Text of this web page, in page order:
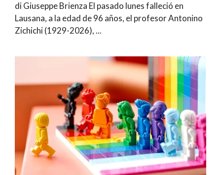
di Giuseppe Brienza El pasado lunes falleció en
Lausana, a la edad de 96 años, el profesor Antonino
Zichichi (1929-2026), ...